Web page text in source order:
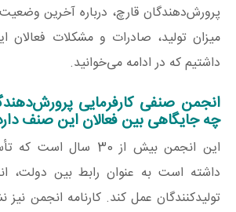
پرورش‌‌دهندگان قارچ، درباره آخرین
میزان تولید، صادرات و مشکلات فعالان
داشتیم که در ادامه می‌خوانید.
انجمن صنفی کارفرمایی
چه جایگاهی بین فعالان این صنف
این انجمن بیش از 30
داشته است به عنوان رابط بین دولت،
تولیدکنندگان عمل کند. کارنامه انجمن نیز